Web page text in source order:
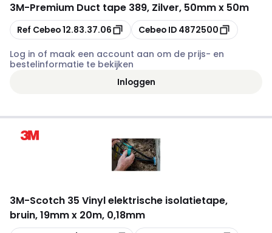
3M-Premium Duct tape 389, Zilver, 50mm x 50m
Kopiëren
Ref Cebeo12.83.37.06 Kopiëren
Cebeo ID 4872500
Log in of maak een account aan om de prijs- en
bestelinformatie te bekijken
Inloggen
3M-Scotch 35 Vinyl elektrische isolatietape,
bruin, 19mm x 20m, 0,18mm